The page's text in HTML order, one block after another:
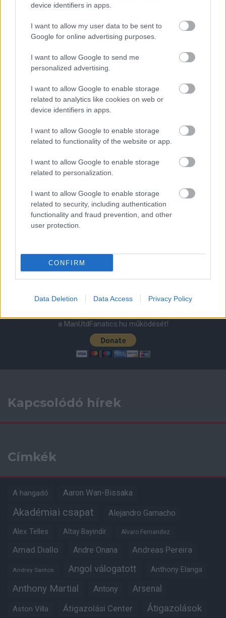
device identifiers in apps.
I want to allow my user data to be sent to
Google for online advertising purposes.
I want to allow Google to send me
personalized advertising.
I want to allow Google to enable storage
related to analytics like cookies on web or
device identifiers in apps.
I want to allow Google to enable storage
related to functionality of the website or app.
I want to allow Google to enable storage
related to personalization.
I want to allow Google to enable storage
related to security, including authentication
functionality and fraud prevention, and other
user protection.
CONFIRM
Data Deletion Data Access Privacy Policy
Meccs Center
Paris Saint-Germainvs
Felkészülési szezon 4. mérkőzés
2026-08-08 17:00
Leeds UnitedvsManchester United 2026-08-12 20:30
Manchester United 2026-08-15 18:00
Támogatás
a ManUtdFanatics.hu működését!
Kapcsolódó hírek
Címkék
A hangadó Aaron Wan-Bissaka
Akadémiai csapat Alejandro Garnacho
Alex Telles Altay Bayindir Alvaro Fernandez
Amad Diallo Andre Onana Andreas Pereira
Andrey Santos Angol válogatott Anthony Elanga
Anthony Martial Antony Arsenal
Aston Villa Átigazolási Center Átigazolások